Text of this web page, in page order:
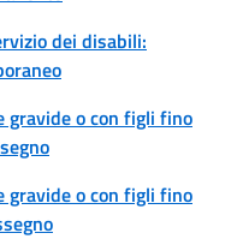
dei disabili:
gravide o con figli fino
gravide o con figli fino